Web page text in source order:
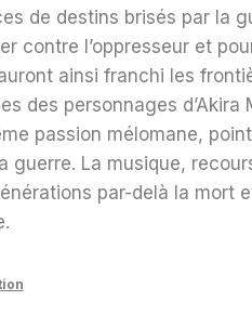
de destins brisés par la
contre l’oppresseur et
ainsi franchi les
des personnages d’Akira
passion mélomane,
guerre. La musique,
par-delà la mort